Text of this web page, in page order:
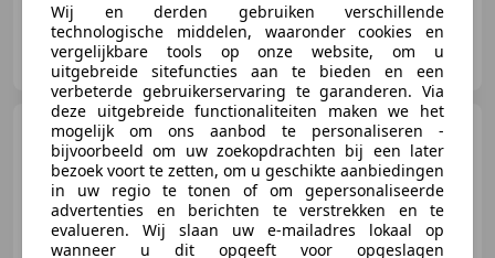
Autohero Nederland
NL-1101 CL AMSTERDAM
BMW X3sDrive20i High
Executive M-Sport Centennial |
Orig
Wij en derden gebruiken verschillende
technologische middelen, waaronder cookies en
vergelijkbare tools op onze website, om u
uitgebreide sitefuncties aan te bieden en een
verbeterde gebruikerservaring te garanderen. Via
deze uitgebreide functionaliteiten maken we het
mogelijk om ons aanbod te personaliseren -
bijvoorbeeld om uw zoekopdrachten bij een later
bezoek voort te zetten, om u geschikte aanbiedingen
in uw regio te tonen of om gepersonaliseerde
advertenties en berichten te verstrekken en te
evalueren. Wij slaan uw e-mailadres lokaal op
wanneer u dit opgeeft voor opgeslagen